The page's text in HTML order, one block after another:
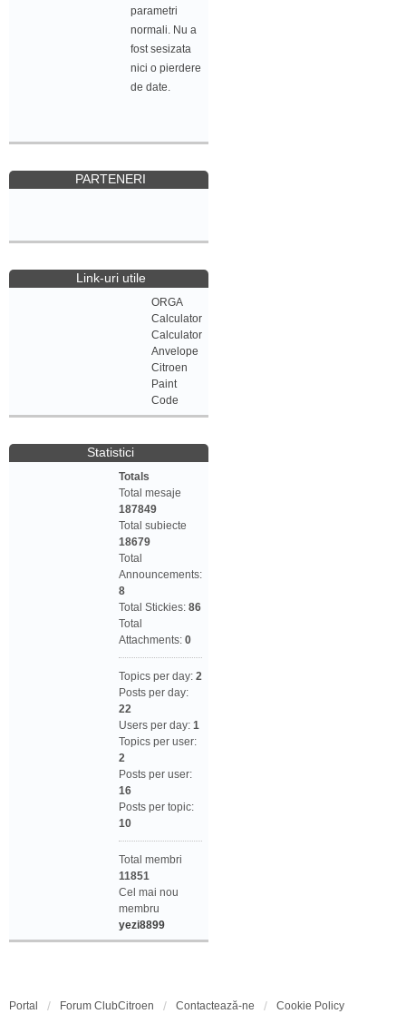
parametri
normali. Nu a
fost sesizata
nici o pierdere
de date.
PARTENERI
Link-uri utile
ORGA
Calculator
Calculator
Anvelope
Citroen
Paint
Code
Statistici
Totals
Total mesaje
187849
Total subiecte
18679
Total
Announcements:
8
Total Stickies: 86
Total
Attachments: 0
Topics per day: 2
Posts per day:
22
Users per day: 1
Topics per user:
2
Posts per user:
16
Posts per topic:
10
Total membri
11851
Cel mai nou
membru
yezi8899
Portal Forum ClubCitroen Contactează-ne
Cookie Policy